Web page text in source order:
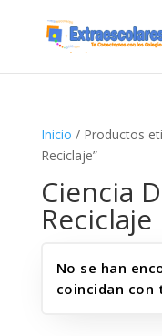
Inicio / Productos
Reciclaje”
Ciencia
Reciclaje
No se han
coincidan con